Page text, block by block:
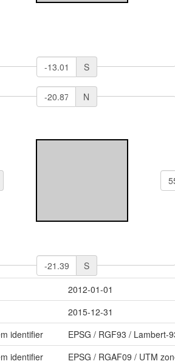
S
N
S
2012-01-01
2015-12-31
identifier
EPSG/ RGF93 / Lambert-
identifier
EPSG/ RGAF09 / UTM